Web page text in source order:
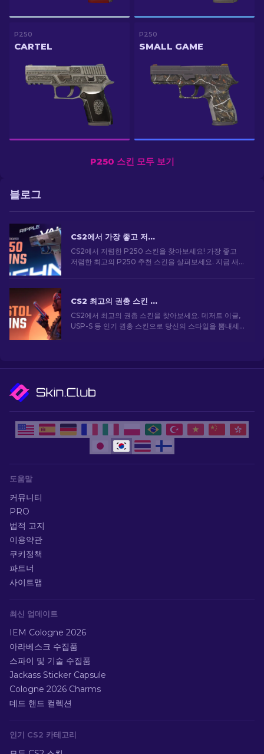
P250
CARTEL
P250
SMALL GAME
P250 스킨 모두 보기
블로그
CS2에서 가장 좋고 저렴한 P250 스킨 [2026]
CS2에서 저렴한 P250 스킨을 찾아보세요! 가장 좋고
저렴한 최고의 P250 추천 스킨을 살펴보세요. 지금 새
CS2 최고의 권총 스킨 [2026]
CS2에서 최고의 권총 스킨을 찾아보세요. 데저트 이글,
USP-S 등 인기 권총 스킨으로 당신의 스타일을 뽐내세
도움말
커뮤니티
PRO
법적 고지
이용약관
쿠키정책
파트너
사이트맵
최신 업데이트
IEM Cologne 2026
아라베스크 수집품
스파이 및 기술 수집품
Jackass Sticker Capsule
Cologne 2026 Charms
데드 핸드 컬렉션
인기 CS2 카테고리